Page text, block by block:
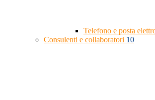
Telefono e posta
Consulenti e collaboratori 10